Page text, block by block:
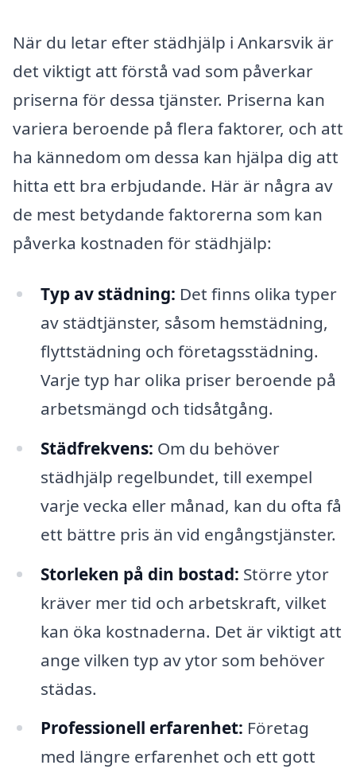
När du letar efter städhjälp i Ankarsvik är
det viktigt att förstå vad som påverkar
priserna för dessa tjänster. Priserna kan
variera beroende på flera faktorer, och att
ha kännedom om dessa kan hjälpa dig att
hitta ett bra erbjudande. Här är några av
de mest betydande faktorerna som kan
påverka kostnaden för städhjälp:
Typ av städning: Det finns olika typer
av städtjänster, såsom hemstädning,
flyttstädning och företagsstädning.
Varje typ har olika priser beroende på
arbetsmängd och tidsåtgång.
Städfrekvens: Om du behöver
städhjälp regelbundet, till exempel
varje vecka eller månad, kan du ofta få
ett bättre pris än vid engångstjänster.
Storleken på din bostad: Större ytor
kräver mer tid och arbetskraft, vilket
kan öka kostnaderna. Det är viktigt att
ange vilken typ av ytor som behöver
städas.
Professionell erfarenhet: Företag
med längre erfarenhet och ett gott